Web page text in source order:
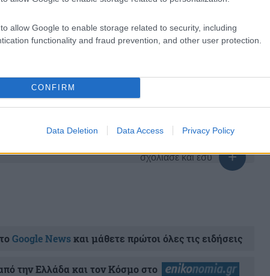
allow Google to enable storage related to security, including
functionality and fraud prevention, and other user protection.
CONFIRM
Data Deletion Data Access Privacy Policy
σχολίασε και εσύ
Google Newsκαι μάθετε πρώτοι όλες τις ειδήσεις
την Ελλάδα και τον Κόσμο στο